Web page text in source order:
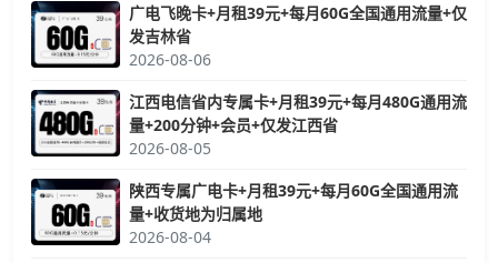
广电飞晚卡+月租39元+每月60G全国通用流量+仅
发吉林省
2026-08-06
江西电信省内专属卡+月租39元+每月480G通用流
量+200分钟+会员+仅发江西省
2026-08-05
陕西专属广电卡+月租39元+每月60G全国通用流
量+收货地为归属地
2026-08-04